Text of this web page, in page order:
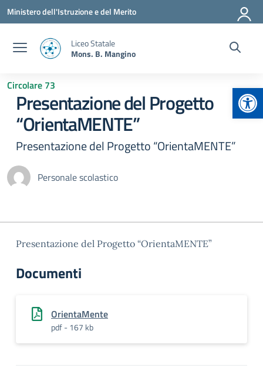
Vai ai contenuti
Vai al menu di navigazione
Vai al footer
Ministero dell'Istruzione e del Merito
Liceo Statale
Mons. B. Mangino
Circolare 73
Presentazione del Progetto
“OrientaMENTE”
Presentazione del Progetto “OrientaMENTE”
Personale scolastico
Presentazione del Progetto “OrientaMENTE”
Documenti
OrientaMente
pdf - 167 kb